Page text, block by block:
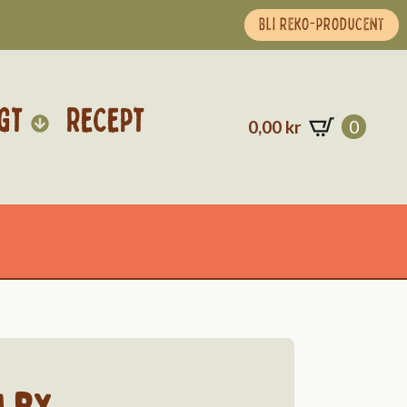
BLI REKO-PRODUCENT
RECEPT 0,00 kr 0